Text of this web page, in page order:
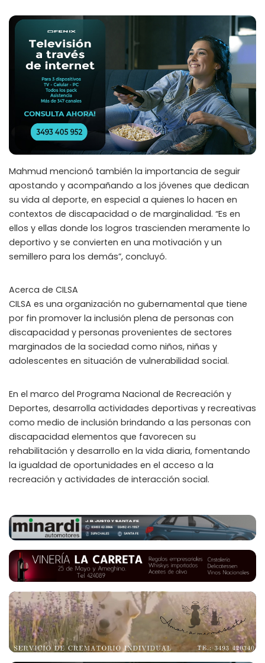
Mahmud mencionó también la importancia de seguir
apostando y acompañando a los jóvenes que dedican
su vida al deporte, en especial a quienes lo hacen en
contextos de discapacidad o de marginalidad. “Es en
ellos y ellas donde los logros trascienden meramente lo
deportivo y se convierten en una motivación y un
semillero para los demás”, concluyó.
Acerca de CILSA
CILSA es una organización no gubernamental que tiene
por fin promover la inclusión plena de personas con
discapacidad y personas provenientes de sectores
marginados de la sociedad como niños, niñas y
adolescentes en situación de vulnerabilidad social.
En el marco del Programa Nacional de Recreación y
Deportes, desarrolla actividades deportivas y recreativas
como medio de inclusión brindando a las personas con
discapacidad elementos que favorecen su
rehabilitación y desarrollo en la vida diaria, fomentando
la igualdad de oportunidades en el acceso a la
recreación y actividades de interacción social.